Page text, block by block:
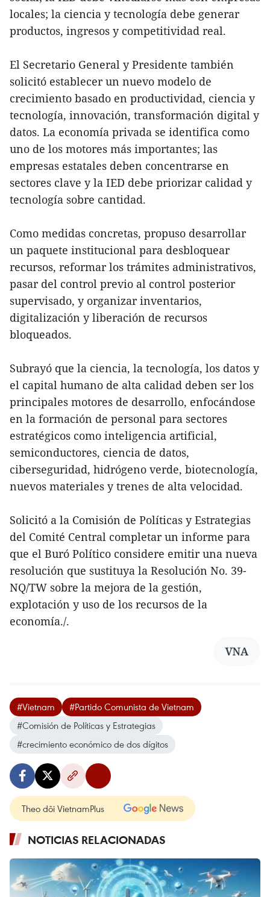
locales; la ciencia y tecnología debe generar
productos, ingresos y competitividad real.
El Secretario General y Presidente también
solicitó establecer un nuevo modelo de
crecimiento basado en productividad, ciencia y
tecnología, innovación, transformación digital y
datos. La economía privada se identifica como
uno de los motores más importantes; las
empresas estatales deben concentrarse en
sectores clave y la IED debe priorizar calidad y
tecnología sobre cantidad.
Como medidas concretas, propuso desarrollar
un paquete institucional para desbloquear
recursos, reformar los trámites administrativos,
pasar del control previo al control posterior
supervisado, y organizar inventarios,
digitalización y liberación de recursos
bloqueados.
Subrayó que la ciencia, la tecnología, los datos y
el capital humano de alta calidad deben ser los
principales motores de desarrollo, enfocándose
en la formación de personal para sectores
estratégicos como inteligencia artificial,
semiconductores, ciencia de datos,
ciberseguridad, hidrógeno verde, biotecnología,
nuevos materiales y trenes de alta velocidad.
Solicitó a la Comisión de Políticas y Estrategias
del Comité Central completar un informe para
que el Buró Político considere emitir una nueva
resolución que sustituya la Resolución No. 39-
NQ/TW sobre la mejora de la gestión,
explotación y uso de los recursos de la
economía./.
VNA
#Vietnam
#Partido Comunista de Vietnam
#Comisión de Políticas y Estrategias
#crecimiento económico de dos dígitos
Theo dõi VietnamPlus
NOTICIAS RELACIONADAS